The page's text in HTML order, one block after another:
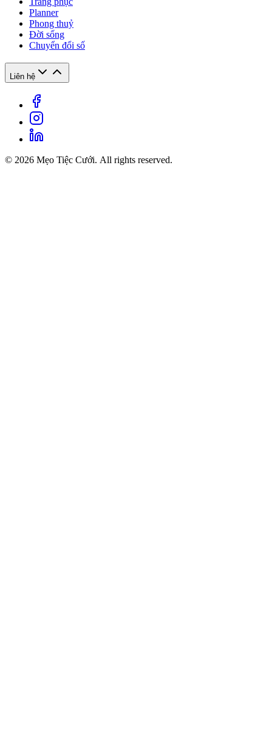
Planner
Phong thuỷ
Đời sống
Chuyển đổi số
Liên hệ
© 2026 Mẹo Tiệc Cưới. All rights reserved.